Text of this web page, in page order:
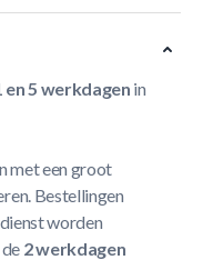
en 5 werkdagen in
met een groot
Bestellingen
worden
2 werkdagen